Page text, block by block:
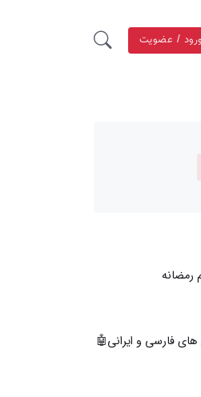
ورود / عضویت
فارسی و ایرانی🤖